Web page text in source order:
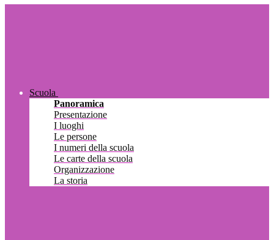
Scuola
Panoramica
Presentazione
I luoghi
Le persone
I numeri della scuola
Le carte della scuola
Organizzazione
La storia